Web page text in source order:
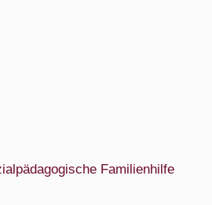
Familienhilfe